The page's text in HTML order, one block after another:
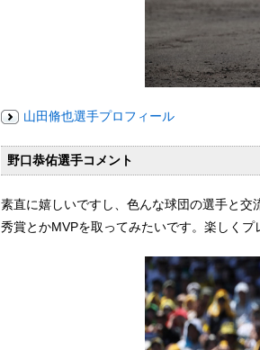
山田脩也選手プロフィール
野口恭佑選手コメント
素直に嬉しいですし、色んな球団の選手と
秀賞とかMVPを取ってみたいです。楽しくプ